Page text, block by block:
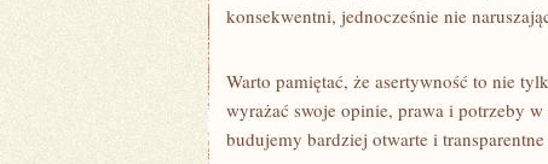
⁤konsekwentni, jednocześnie nie
Warto pamiętać, że asertywność to nie
wyrażać swoje ⁢opinie, prawa i potrzeby
budujemy bardziej otwarte i